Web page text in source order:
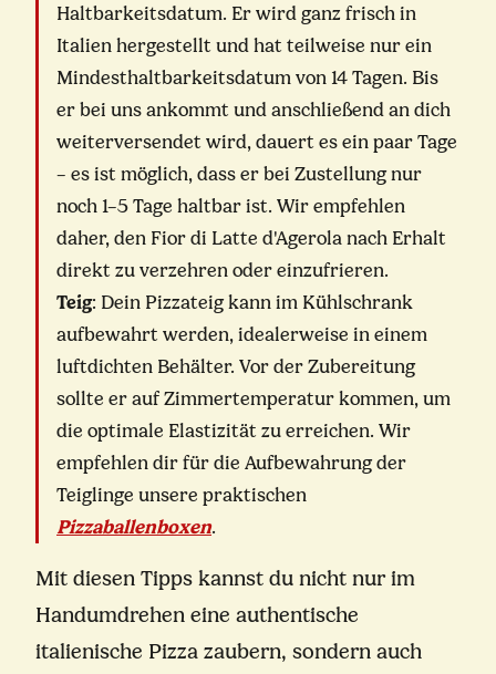
Haltbarkeitsdatum. Er wird ganz frisch in
Italien hergestellt und hat teilweise nur ein
Mindesthaltbarkeitsdatum von 14 Tagen. Bis
er bei uns ankommt und anschließend an dich
weiterversendet wird, dauert es ein paar Tage
– es ist möglich, dass er bei Zustellung nur
noch 1–5 Tage haltbar ist. Wir empfehlen
daher, den Fior di Latte d'Agerola nach Erhalt
direkt zu verzehren oder einzufrieren.
Teig: Dein Pizzateig kann im Kühlschrank
aufbewahrt werden, idealerweise in einem
luftdichten Behälter. Vor der Zubereitung
sollte er auf Zimmertemperatur kommen, um
die optimale Elastizität zu erreichen. Wir
empfehlen dir für die Aufbewahrung der
Teiglinge unsere praktischen
Pizzaballenboxen.
Mit diesen Tipps kannst du nicht nur im
Handumdrehen eine authentische
italienische Pizza zaubern, sondern auch